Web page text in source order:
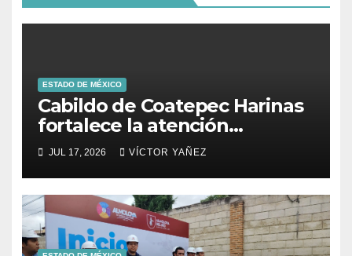
ESTADO DE MÉXICO
Cabildo de Coatepec Harinas
fortalece la atención
ciudadana y la toma de
decisiones
JUL 17, 2026 VÍCTOR YAÑEZ